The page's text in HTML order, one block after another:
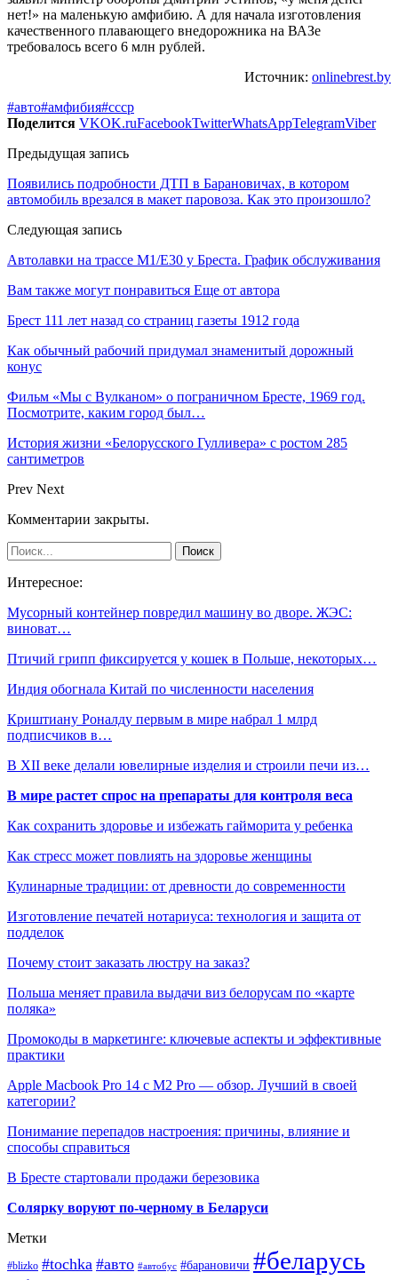
нет!» на маленькую амфибию. А для начала изготовления
качественного плавающего внедорожника на ВАЗе
требовалось всего 6 млн рублей.
Источник: onlinebrest.by
#авто#амфибия#ссср
Поделится VKOK.ruFacebookTwitterWhatsAppTelegramViber
Предыдущая запись
Появились подробности ДТП в Барановичах, в котором
автомобиль врезался в макет паровоза. Как это произошло?
Следующая запись
Автолавки на трассе М1/Е30 у Бреста. График обслуживания
Вам также могут понравиться Еще от автора
Брест 111 лет назад со страниц газеты 1912 года
Как обычный рабочий придумал знаменитый дорожный
конус
Фильм «Мы с Вулканом» о пограничном Бресте, 1969 год.
Посмотрите, каким город был…
История жизни «Белорусского Гулливера» с ростом 285
сантиметров
Prev Next
Комментарии закрыты.
Интересное:
Мусорный контейнер повредил машину во дворе. ЖЭС:
виноват…
Птичий грипп фиксируется у кошек в Польше, некоторых…
Индия обогнала Китай по численности населения
Криштиану Роналду первым в мире набрал 1 млрд
подписчиков в…
В XII веке делали ювелирные изделия и строили печи из…
В мире растет спрос на препараты для контроля веса
Как сохранить здоровье и избежать гайморита у ребенка
Как стресс может повлиять на здоровье женщины
Кулинарные традиции: от древности до современности
Изготовление печатей нотариуса: технология и защита от
подделок
Почему стоит заказать люстру на заказ?
Польша меняет правила выдачи виз белорусам по «карте
поляка»
Промокоды в маркетинге: ключевые аспекты и эффективные
практики
Apple Macbook Pro 14 с M2 Pro — обзор. Лучший в своей
категории?
Понимание перепадов настроения: причины, влияние и
способы справиться
В Бресте стартовали продажи березовика
Солярку воруют по-черному в Беларуси
Метки
#blizko #tochka #авто #автобус #барановичи #беларусь